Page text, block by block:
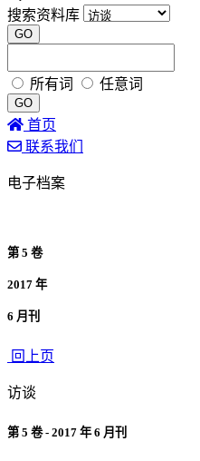
搜索资料库
GO
所有词 任意词
GO
首页
联系我们
电子档案
第 5 卷
2017 年
6 月刊
回上页
访谈
第 5 卷 - 2017 年 6 月刊